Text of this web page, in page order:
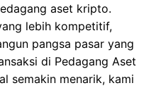
aset kripto.
lebih kompetitif,
pangsa pasar yang
di Pedagang Aset
semakin menarik, kami